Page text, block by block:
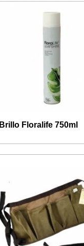
Brillo Floralife 750ml